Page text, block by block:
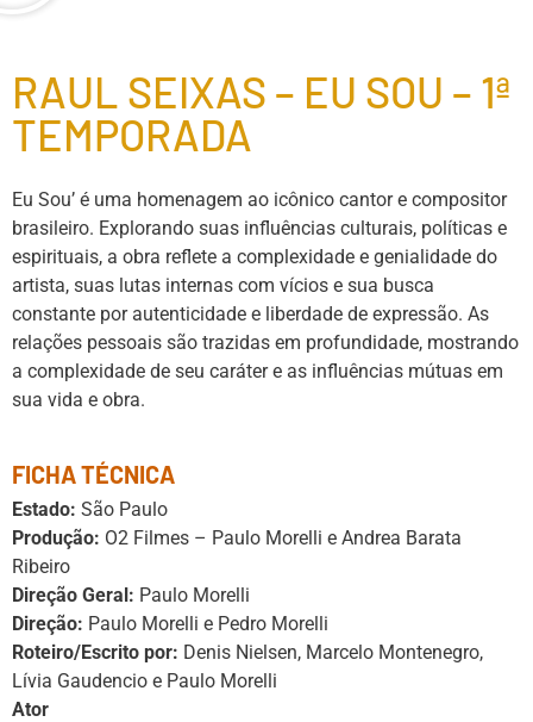
RAUL SEIXAS – EU SOU – 1ª
TEMPORADA
Eu Sou’ é uma homenagem ao icônico cantor e compositor
brasileiro. Explorando suas influências culturais, políticas e
espirituais, a obra reflete a complexidade e genialidade do
artista, suas lutas internas com vícios e sua busca
constante por autenticidade e liberdade de expressão. As
relações pessoais são trazidas em profundidade, mostrando
a complexidade de seu caráter e as influências mútuas em
sua vida e obra.
FICHA TÉCNICA
Estado: São Paulo
Produção: O2 Filmes – Paulo Morelli e Andrea Barata
Ribeiro
Direção Geral: Paulo Morelli
Direção: Paulo Morelli e Pedro Morelli
Roteiro/Escrito por: Denis Nielsen, Marcelo Montenegro,
Lívia Gaudencio e Paulo Morelli
Ator